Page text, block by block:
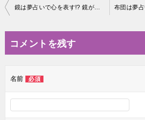
投
ビ
ー
シ
鏡は夢占いで心を表す!? 鏡が割れる・買う・磨くなど7例を診断
コメントを残す
名前 必須